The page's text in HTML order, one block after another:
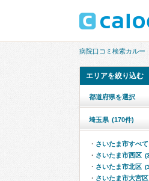
病院口コミ検索カルー
エリアを絞り込む
都道府県を選択
埼玉県 (170件)
さいたま市すべて
さいたま市西区
さいたま市北区
さいたま市大宮区